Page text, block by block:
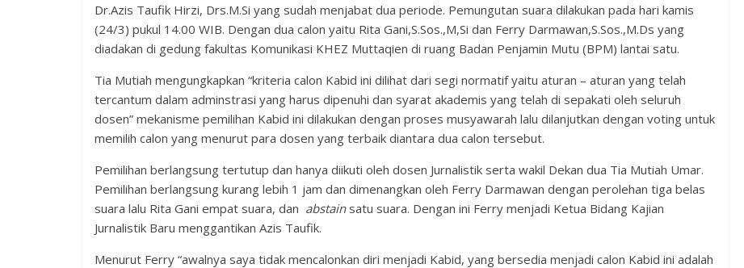
Dr.Azis Taufik Hirzi, Drs.M.Si yang sudah menjabat dua periode. Pemungutan suara dilakukan pada hari kamis
(24/3) pukul 14.00 WIB. Dengan dua calon yaitu Rita Gani,S.Sos.,M,Si dan Ferry Darmawan,S.Sos.,M.Ds yang
diadakan di gedung fakultas Komunikasi KHEZ Muttaqien di ruang Badan Penjamin Mutu (BPM) lantai satu.
Tia Mutiah mengungkapkan “kriteria calon Kabid ini dilihat dari segi normatif yaitu aturan – aturan yang telah
tercantum dalam adminstrasi yang harus dipenuhi dan syarat akademis yang telah di sepakati oleh seluruh
dosen” mekanisme pemilihan Kabid ini dilakukan dengan proses musyawarah lalu dilanjutkan dengan voting untuk
memilih calon yang menurut para dosen yang terbaik diantara dua calon tersebut.
Pemilihan berlangsung tertutup dan hanya diikuti oleh dosen Jurnalistik serta wakil Dekan dua Tia Mutiah Umar.
Pemilihan berlangsung kurang lebih 1 jam dan dimenangkan oleh Ferry Darmawan dengan perolehan tiga belas
suara lalu Rita Gani empat suara, dan abstainsatu suara. Dengan ini Ferry menjadi Ketua Bidang Kajian
Jurnalistik Baru menggantikan Azis Taufik.
Menurut Ferry “awalnya saya tidak mencalonkan diri menjadi Kabid, yang bersedia menjadi calon Kabid ini adalah